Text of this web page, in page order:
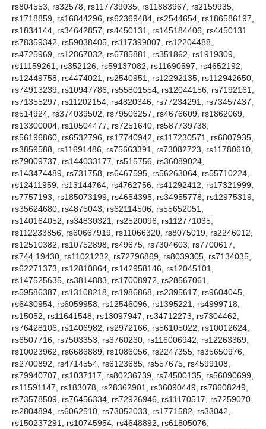
rs804553, rs32578, rs117739035, rs11883967, rs2159935,
rs1718859, rs16844296, rs62369484, rs2544654, rs186586197,
rs1834144, rs34642857, rs4450131, rs145184406, rs4450131
rs78359342, rs59038405, rs117399007, rs12204488,
rs4725969, rs12867032, rs6785881, rs351862, rs1919309,
rs11159261, rs352126, rs59137082, rs11690597, rs4652192,
rs12449758, rs4474021, rs2540951, rs12292135, rs112942650,
rs74913239, rs10947786, rs55801554, rs12044156, rs7192161,
rs71355297, rs11202154, rs4820346, rs77234291, rs73457437,
rs514924, rs374039502, rs79506257, rs4676609, rs1862069,
rs13300004, rs10504477, rs7251640, rs587739738,
rs56196860, rs6532796, rs17740942, rs117230571, rs6807935,
rs3859588, rs11691486, rs75663391, rs73082723, rs11780610,
rs79009737, rs144033177, rs515756, rs36089024,
rs143474489, rs731758, rs6467595, rs56263064, rs55710224,
rs12411959, rs13144764, rs4762756, rs41292412, rs17321999,
rs7757193, rs185073199, rs4654395, rs34955778, rs12975319,
rs35624680, rs4875043, rs62114506, rs55652051,
rs140164052, rs34830321, rs2520096, rs112771035,
rs112233856, rs60667919, rs11066320, rs8075019, rs2246012,
rs12510382, rs10752898, rs49675, rs7304603, rs7700617,
rs744 19430, rs11021232, rs72796869, rs8039305, rs7134035,
rs62271373, rs12810864, rs142958146, rs12045101,
rs147525635, rs3814883, rs17008972, rs28567061,
rs59586387, rs13108218, rs1986868, rs2395617, rs9604045,
rs6430954, rs6059958, rs12546096, rs1395221, rs4999718,
rs15052, rs11641548, rs13097947, rs34712273, rs7304462,
rs76428106, rs1406982, rs2972166, rs56105022, rs10012624,
rs6507716, rs7503353, rs3760230, rs116006942, rs12263369,
rs10023962, rs6686889, rs1086056, rs2247355, rs35650976,
rs2700892, rs4714554, rs6123685, rs557675, rs4599108,
rs79940707, rs1037117, rs80236739, rs74500135, rs56090699,
rs11591147, rs183078, rs28362901, rs36090449, rs78608249,
rs73578509, rs76456334, rs72926946, rs11170517, rs7259070,
rs2804894, rs6062510, rs73052033, rs1771582, rs33042,
rs150237291, rs10745954, rs4648892, rs61805076,